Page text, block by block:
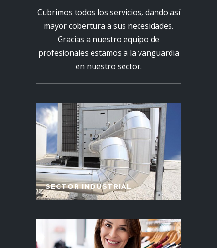
Cubrimos todos los servicios, dando así
mayor cobertura a sus necesidades.
Gracias a nuestro equipo de
profesionales estamos a la vanguardia
en nuestro sector.
SECTOR INDUSTRIAL